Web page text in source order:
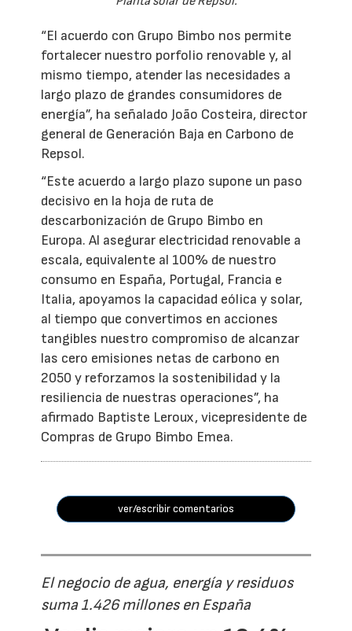
“El acuerdo con Grupo Bimbo nos permite
fortalecer nuestro porfolio renovable y, al
mismo tiempo, atender las necesidades a
largo plazo de grandes consumidores de
energía”, ha señalado João Costeira, director
general de Generación Baja en Carbono de
Repsol.
“Este acuerdo a largo plazo supone un paso
decisivo en la hoja de ruta de
descarbonización de Grupo Bimbo en
Europa. Al asegurar electricidad renovable a
escala, equivalente al 100% de nuestro
consumo en España, Portugal, Francia e
Italia, apoyamos la capacidad eólica y solar,
al tiempo que convertimos en acciones
tangibles nuestro compromiso de alcanzar
las cero emisiones netas de carbono en
2050 y reforzamos la sostenibilidad y la
resiliencia de nuestras operaciones”, ha
afirmado Baptiste Leroux, vicepresidente de
Compras de Grupo Bimbo Emea.
ver/escribir comentarios
El negocio de agua, energía y residuos
suma 1.426 millones en España